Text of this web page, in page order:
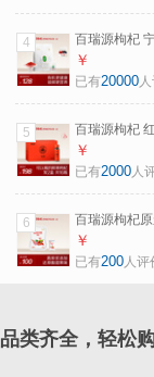
原浆
4
百瑞源枸杞
杞 正宗特级有
鲜枸杞子180g
180g*1袋
￥
已有20000
5
百瑞源枸杞
原浆礼盒
夏中宁鲜杞汁
杞原浆
￥
已有2000人
6
百瑞源枸杞
糕 宁夏特产滋
闲零食 200g/
￥
已有200人评
品类齐全，轻松